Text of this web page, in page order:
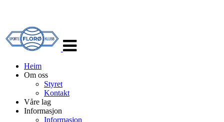
navigasjon
Heim
Om oss
Styret
Kontakt
Våre lag
Informasjon
Informasjon